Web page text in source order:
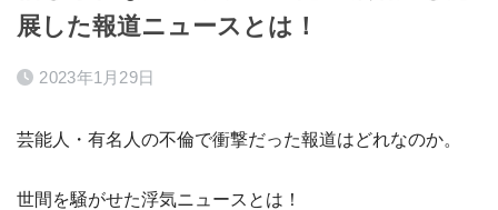
展した報道ニュースとは！
2023年1月29日
芸能人・有名人の不倫で衝撃だった報道はどれなのか。
世間を騒がせた浮気ニュースとは！